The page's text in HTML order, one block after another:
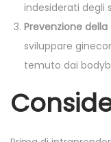
indesiderati degli
Prevenzione
sviluppare
temuto dai